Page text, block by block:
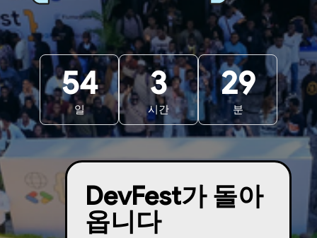
54
일
3
시간
29
분
DevFest가 돌아
옵니다